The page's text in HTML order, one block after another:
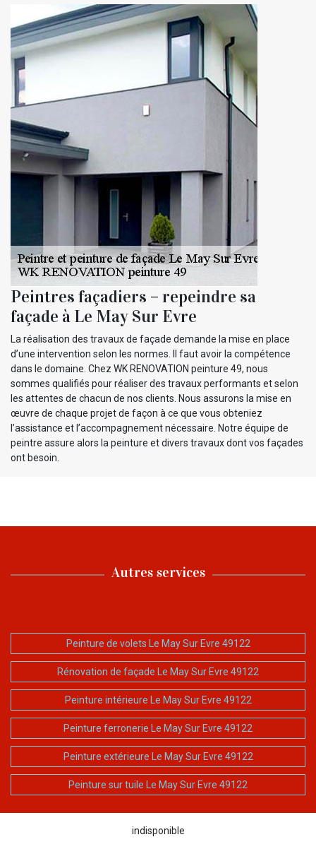
Peintres façadiers – repeindre sa
façade à Le May Sur Evre
La réalisation des travaux de façade demande la mise en place
d’une intervention selon les normes. Il faut avoir la compétence
dans le domaine. Chez WK RENOVATION peinture 49, nous
sommes qualifiés pour réaliser des travaux performants et selon
les attentes de chacun de nos clients. Nous assurons la mise en
œuvre de chaque projet de façon à ce que vous obteniez
l’assistance et l’accompagnement nécessaire. Notre équipe de
peintre assure alors la peinture et divers travaux dont vos façades
ont besoin.
Autres services
Peinture de volets Le May Sur Evre 49122
Rénovation de façade Le May Sur Evre 49122
Peinture intérieure Le May Sur Evre 49122
Peinture ferronerie Le May Sur Evre 49122
Peinture extérieure Le May Sur Evre 49122
Peinture sur tuile Le May Sur Evre 49122
indisponible